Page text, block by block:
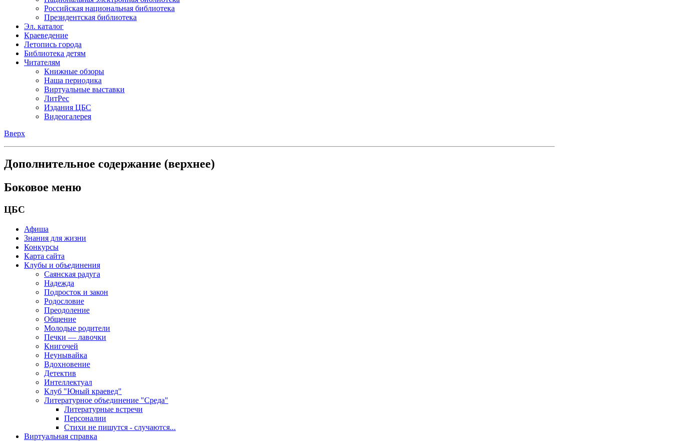
Российская национальная библиотека
Президентская библиотека
Эл. каталог
Краеведение
Летопись города
Библиотека детям
Читателям
Книжные обзоры
Наша периодика
Виртуальные выставки
ЛитРес
Издания ЦБС
Видеогалерея
Вверх
Дополнительное содержание (верхнее)
Боковое меню
ЦБС
Афиша
Знания для жизни
Конкурсы
Карта сайта
Клубы и объединения
Саянская радуга
Надежда
Подросток и закон
Родословие
Преодоление
Общение
Молодые родители
Печки — лавочки
Книгочей
Неунывайка
Вдохновение
Детектив
Интеллектуал
Клуб "Юный краевед"
Литературное объединение "Среда"
Литературные встречи
Персоналии
Стихи не пишутся - случаются...
Виртуальная справка